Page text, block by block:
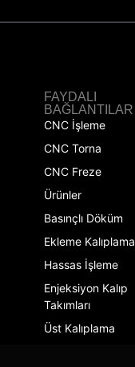
FAYDALI
BAĞLANTILAR
CNC İşleme
CNC Torna
CNC Freze
Ürünler
Basınçlı Döküm
Ekleme Kalıplama
Hassas İşleme
Enjeksiyon Kalıp
Takımları
Üst Kalıplama